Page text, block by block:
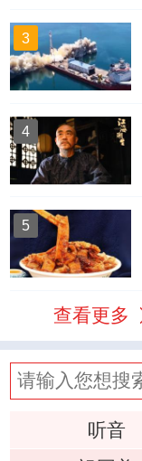
3
4
5
查看更多
听音